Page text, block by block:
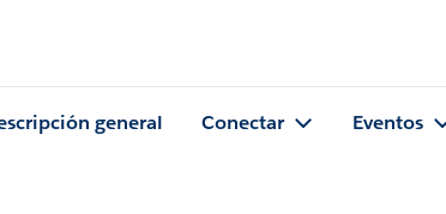
general Conectar Eventos